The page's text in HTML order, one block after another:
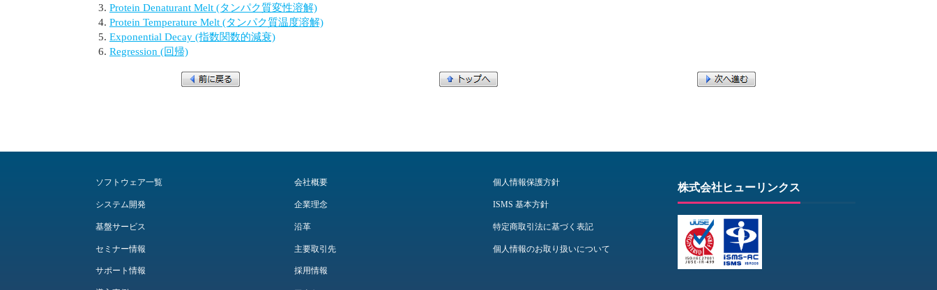
Protein Denaturant Melt (タンパク質変性溶解)
Protein Temperature Melt (タンパク質温度溶解)
Exponential Decay (指数関数的減衰)
Regression (回帰)
ソフトウェア一覧
システム開発
基盤サービス
セミナー情報
サポート情報
会社概要
企業理念
沿革
主要取引先
採用情報
個人情報保護方針
ISMS 基本方針
特定商取引法に基づく表記
個人情報のお取り扱いについて
株式会社ヒューリンクス